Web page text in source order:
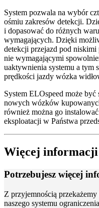
System pozwala na wybór
ośmiu zakresów detekcji.
i dopasować do różnych
wymagających. Dzięki
detekcji przejazd pod
nie wymagającymi
uaktywnienia systemu a tym
prędkości jazdy wózka
System ELOspeed może
nowych wózków
również można go
eksploatacji w Państwa
Więcej informacji
Potrzebujesz więcej
Z przyjemnością
naszego systemu